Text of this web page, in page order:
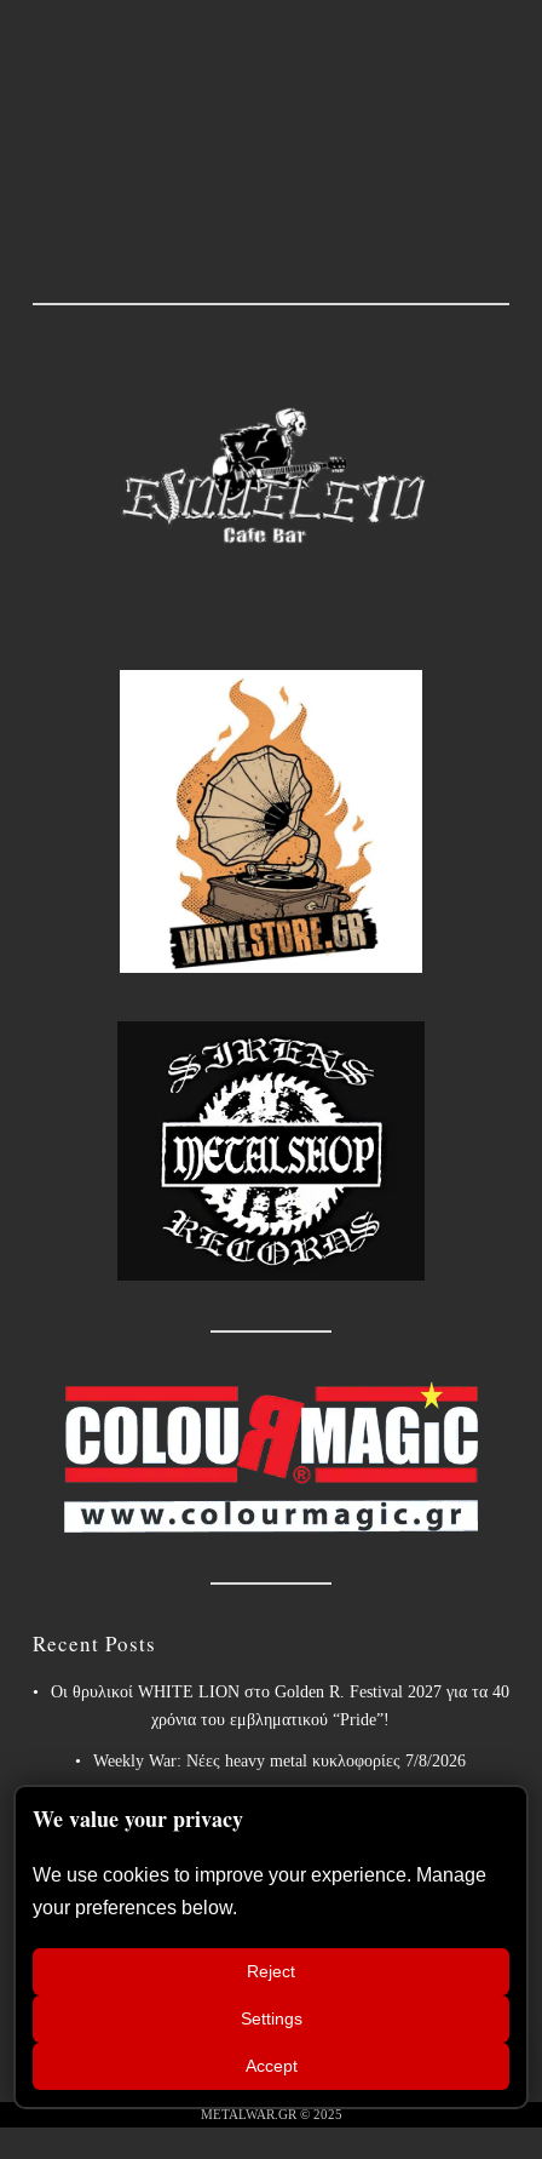
Recent Posts
Οι θρυλικοί WHITE LION στο Golden R. Festival 2027 για τα 40
χρόνια του εμβληματικού “Pride”!
Weekly War: Νέες heavy metal κυκλοφορίες 7/8/2026
Lost, Nevermore, Lamb of God και ένα ιδανικό φινάλε στο
Οι Γερμανοί πρωτοπόροι του συμφωνικού metal XANDRIA
Οι Wayfarer κυκλοφορούν νέο τραγούδι με τη συμμετοχή του
άλμπουμ.
METALWAR.GR © 2025
We value your privacy
We use cookies to improve your experience. Manage
your preferences below.
Reject
Settings
Accept
ΙΛΙΟΝ plus – Σάββατο 19
Σεπτεμβρίου